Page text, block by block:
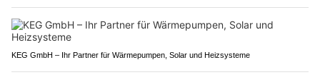
KEG GmbH – Ihr Partner für Wärmepumpen, Solar und Heizsysteme